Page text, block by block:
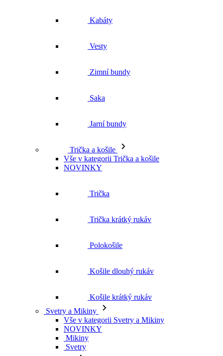
Kabáty
Vesty
Zimní bundy
Saka
Jarní bundy
Trička a košile
Vše v kategorii Trička a košile
NOVINKY
Trička
Trička krátký rukáv
Polokošile
Košile dlouhý rukáv
Košile krátký rukáv
Svetry a Mikiny
Vše v kategorii Svetry a Mikiny
NOVINKY
Mikiny
Svetry